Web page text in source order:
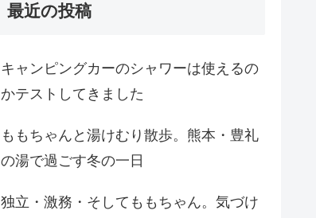
最近の投稿
キャンピングカーのシャワーは使えるの
かテストしてきました
ももちゃんと湯けむり散歩。熊本・豊礼
の湯で過ごす冬の一日
独立・激務・そしてももちゃん。気づけ